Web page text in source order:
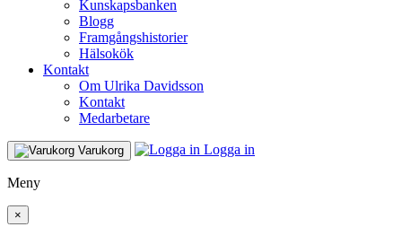
Kunskapsbanken
Blogg
Framgångshistorier
Hälsokök
Kontakt
Om Ulrika Davidsson
Kontakt
Medarbetare
Varukorg Logga in
Meny
×